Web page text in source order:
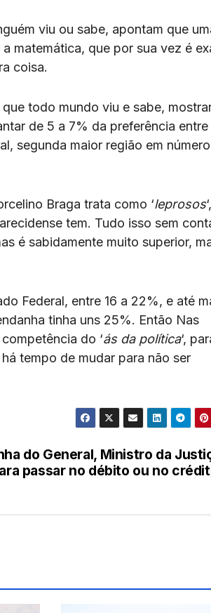
viu ou sabe, apontam que
matemática, que por sua vez é
coisa.
todo mundo viu e sabe,
de 5 a 7% da preferência
segunda maior região em
Braga trata como ‘leprosos‘,
tem. Tudo isso sem
é sabidamente muito superior,
Federal, entre 16 a 22%, e até
tinha uns 25%. Então Nas
do ‘ás da política‘,
tempo de mudar para não ser
do General, Ministro da
passar no débito ou no